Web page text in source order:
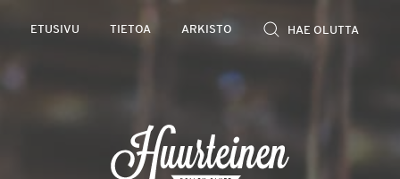
ETUSIVU TIETOA ARKISTO